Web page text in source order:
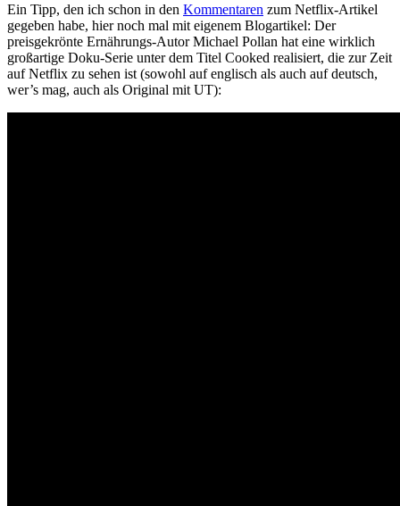
Ein Tipp, den ich schon in den Kommentaren zum Netflix-Artikel
gegeben habe, hier noch mal mit eigenem Blogartikel: Der
preisgekrönte Ernährungs-Autor Michael Pollan hat eine wirklich
großartige Doku-Serie unter dem Titel Cooked realisiert, die zur Zeit
auf Netflix zu sehen ist (sowohl auf englisch als auch auf deutsch,
wer’s mag, auch als Original mit UT):